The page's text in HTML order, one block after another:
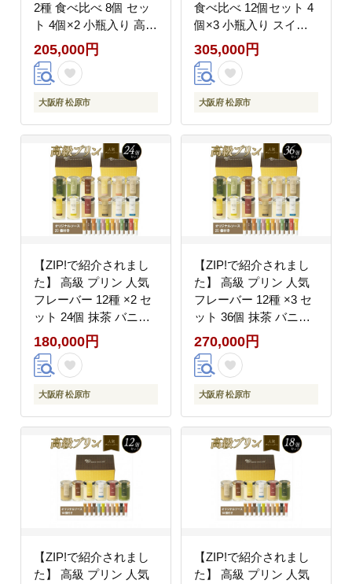
2種 食べ比べ 8個 セッ
ト 4個×2 小瓶入り 高級
プリン purin PURINN
抹茶プリン 抹茶スイー
ツ スイーツ デザート
ギフト 贈り物 贈答 贅
沢 お祝い ｢おこい｣ ｢お
うす｣ 大阪府 松原市
205,000円
大阪府 松原市
食べ比べ 12個セット 4
個×3 小瓶入り スイー
ツ purinn デザート 洋菓
子 PURINN おやつ ギ
フト 贈り物 贅沢 お祝
ン 抹茶スイーツ ｢おこ
い｣ ｢おうす｣ 大阪府 松
原市
305,000円
大阪府 松原市
【ZIP!で紹介されまし
た】 高級 プリン 人気
フレーバー 12種 ×2 セ
ット 24個 抹茶 バニラ
purinn PURINN 紅茶 コ
ーヒー なめらか かため
ご褒美 ギフト お中元
敬老の日 バレンタイン
ホワイトデー 誕生日 結
婚 出産 祝い 内祝い 贈
答品 プリン研究所 大阪
府 松原市
180,000円
大阪府 松原市
【ZIP!で紹介されまし
た】 高級 プリン 人気
フレーバー 12種 ×3 セ
ット 36個 抹茶 バニラ
紅茶 コーヒー purinn
PURINN なめらか かた
め ご褒美 ギフト お中
日 敬老の日 バレンタイ
ン ホワイトデー 誕生日
結婚 出産 祝い 内祝い
贈答品 プリン研究所 大
阪府 松原市
270,000円
大阪府 松原市
【ZIP!で紹介されまし
た】 高級 プリン 人気
【ZIP!で紹介されまし
た】 高級 プリン 人気